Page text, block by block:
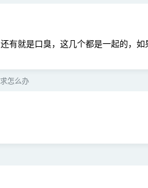
有就是口臭，这几个都是一起的，
怎么办